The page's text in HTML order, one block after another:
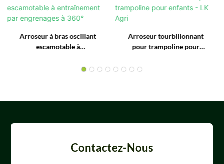
Arroseur à bras oscillant
escamotable à
engrenages à 360°
Arroseur tourbillonnant
pour trampoline pour
Contactez-Nous